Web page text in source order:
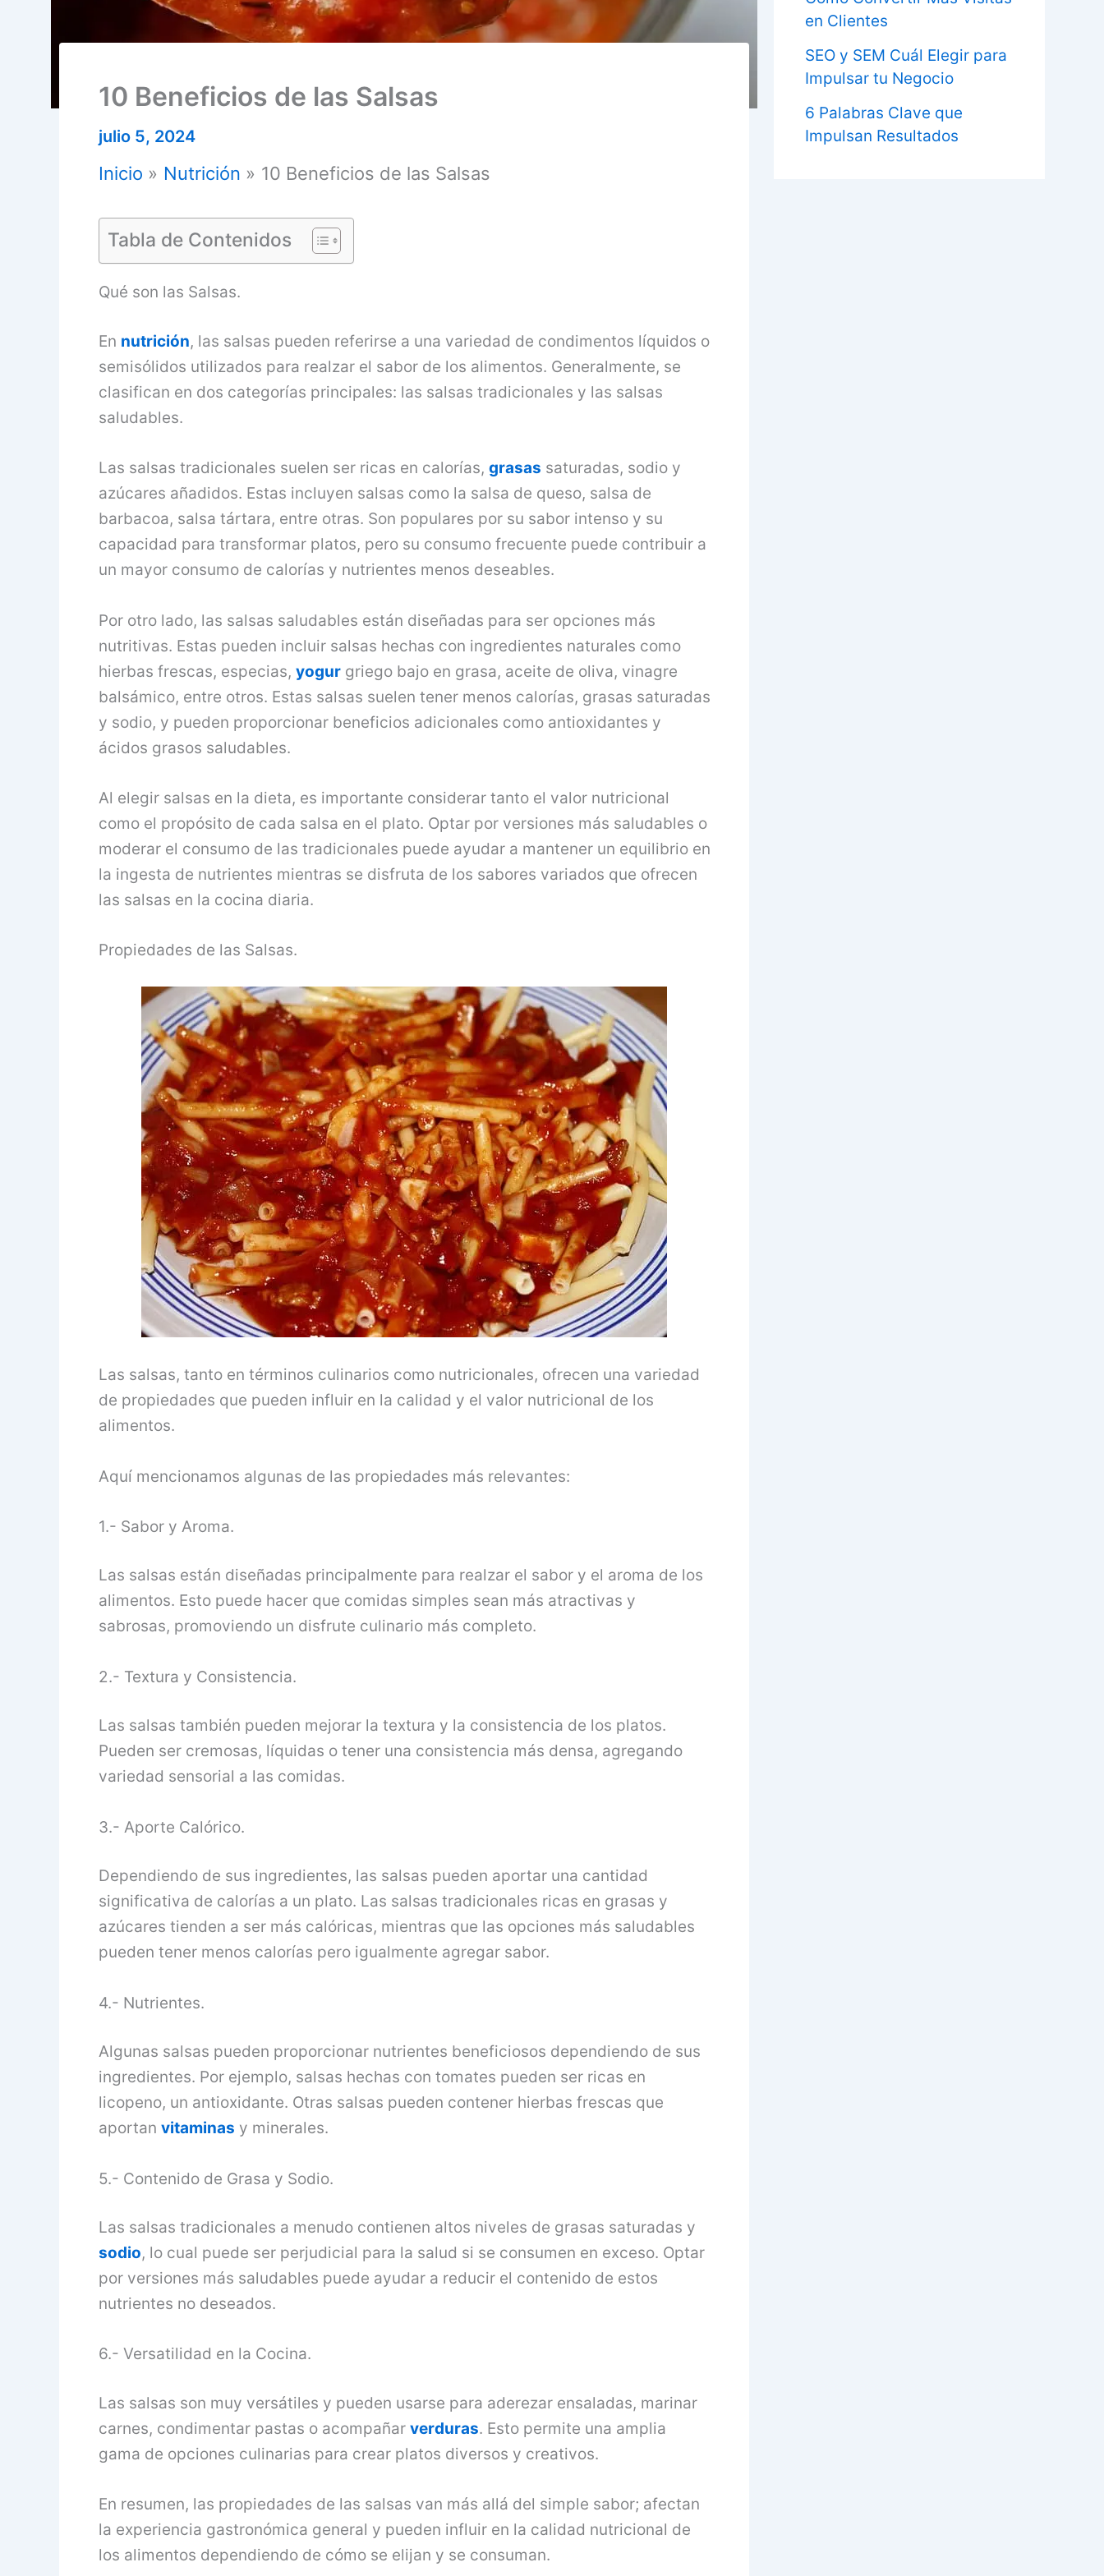
10 Beneficios de las Salsas
julio 5, 2024
Inicio Nutrición 10 Beneficios de las Salsas
Tabla de Contenidos
Qué son las Salsas.
En nutrición, las salsas pueden referirse a una variedad de condimentos líquidos o
semisólidos utilizados para realzar el sabor de los alimentos. Generalmente, se
clasifican en dos categorías principales: las salsas tradicionales y las salsas
saludables.
Las salsas tradicionales suelen ser ricas en calorías, grasas saturadas, sodio y
azúcares añadidos. Estas incluyen salsas como la salsa de queso, salsa de
barbacoa, salsa tártara, entre otras. Son populares por su sabor intenso y su
capacidad para transformar platos, pero su consumo frecuente puede contribuir a
un mayor consumo de calorías y nutrientes menos deseables.
Por otro lado, las salsas saludables están diseñadas para ser opciones más
nutritivas. Estas pueden incluir salsas hechas con ingredientes naturales como
hierbas frescas, especias, yogurgriego bajo en grasa, aceite de oliva, vinagre
balsámico, entre otros. Estas salsas suelen tener menos calorías, grasas saturadas
y sodio, y pueden proporcionar beneficios adicionales como antioxidantes y
ácidos grasos saludables.
Al elegir salsas en la dieta, es importante considerar tanto el valor nutricional
como el propósito de cada salsa en el plato. Optar por versiones más saludables o
moderar el consumo de las tradicionales puede ayudar a mantener un equilibrio en
la ingesta de nutrientes mientras se disfruta de los sabores variados que ofrecen
las salsas en la cocina diaria.
Propiedades de las Salsas.
Las salsas, tanto en términos culinarios como nutricionales, ofrecen una variedad
de propiedades que pueden influir en la calidad y el valor nutricional de los
alimentos.
Aquí mencionamos algunas de las propiedades más relevantes:
1.- Sabor y Aroma.
Las salsas están diseñadas principalmente para realzar el sabor y el aroma de los
alimentos. Esto puede hacer que comidas simples sean más atractivas y
sabrosas, promoviendo un disfrute culinario más completo.
2.- Textura y Consistencia.
Las salsas también pueden mejorar la textura y la consistencia de los platos.
Pueden ser cremosas, líquidas o tener una consistencia más densa, agregando
variedad sensorial a las comidas.
3.- Aporte Calórico.
Dependiendo de sus ingredientes, las salsas pueden aportar una cantidad
significativa de calorías a un plato. Las salsas tradicionales ricas en grasas y
azúcares tienden a ser más calóricas, mientras que las opciones más saludables
pueden tener menos calorías pero igualmente agregar sabor.
4.- Nutrientes.
Algunas salsas pueden proporcionar nutrientes beneficiosos dependiendo de sus
ingredientes. Por ejemplo, salsas hechas con tomates pueden ser ricas en
licopeno, un antioxidante. Otras salsas pueden contener hierbas frescas que
aportan vitaminas y minerales.
5.- Contenido de Grasa y Sodio.
Las salsas tradicionales a menudo contienen altos niveles de grasas saturadas y
sodio, lo cual puede ser perjudicial para la salud si se consumen en exceso. Optar
por versiones más saludables puede ayudar a reducir el contenido de estos
nutrientes no deseados.
6.- Versatilidad en la Cocina.
Las salsas son muy versátiles y pueden usarse para aderezar ensaladas, marinar
carnes, condimentar pastas o acompañar verduras. Esto permite una amplia
gama de opciones culinarias para crear platos diversos y creativos.
En resumen, las propiedades de las salsas van más allá del simple sabor; afectan
la experiencia gastronómica general y pueden influir en la calidad nutricional de
los alimentos dependiendo de cómo se elijan y se consuman.
en Clientes
SEO y SEM Cuál Elegir para
Impulsar tu Negocio
6 Palabras Clave que
Impulsan Resultados